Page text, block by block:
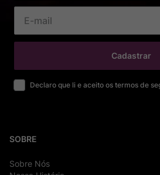
Cadastrar
Declaro que li e aceito os termos de
SOBRE
Sobre Nós